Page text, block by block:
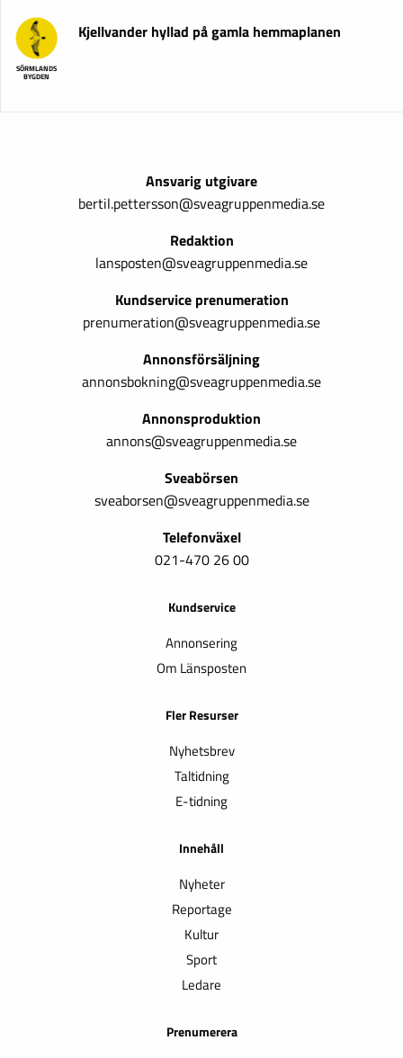
SÖRMLANDS
BYGDEN
Kjellvander hyllad på gamla hemmaplanen
Ansvarig utgivare
bertil.pettersson@sveagruppenmedia.se
Redaktion
lansposten@sveagruppenmedia.se
Kundservice prenumeration
prenumeration@sveagruppenmedia.se
Annonsförsäljning
annonsbokning@sveagruppenmedia.se
Annonsproduktion
annons@sveagruppenmedia.se
Sveabörsen
sveaborsen@sveagruppenmedia.se
Telefonväxel
021-470 26 00
Kundservice
Annonsering
Om Länsposten
Fler Resurser
Nyhetsbrev
Taltidning
E-tidning
Innehåll
Nyheter
Reportage
Kultur
Sport
Ledare
Prenumerera